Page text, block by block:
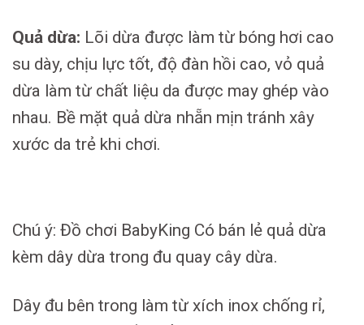
Quả dừa: Lõi dừa được làm từ bóng hơi cao
su dày, chịu lực tốt, độ đàn hồi cao, vỏ quả
dừa làm từ chất liệu da được may ghép vào
nhau. Bề mặt quả dừa nhẵn mịn tránh xây
xước da trẻ khi chơi.
Chú ý: Đồ chơi BabyKing Có bán lẻ quả dừa
kèm dây dừa trong đu quay cây dừa.
Dây đu bên trong làm từ xích inox chống rỉ,